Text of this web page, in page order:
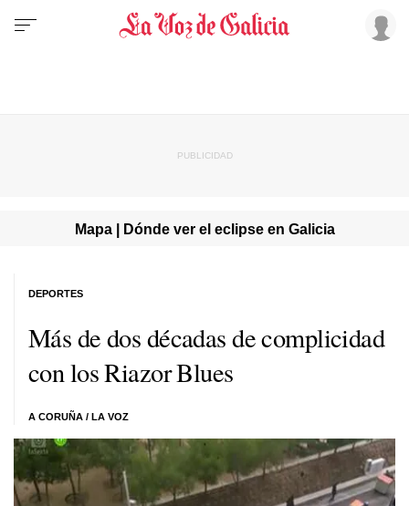
Mapa | Dónde ver el eclipse en Galicia
Más de dos décadas de complicidad
con los Riazor Blues
A CORUÑA / LA VOZ
DEPORTES